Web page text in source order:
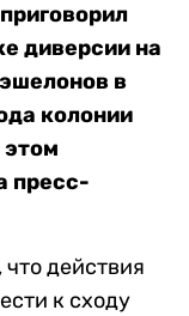
диверсии на
в
колонии
пресс-
действия
к сходу